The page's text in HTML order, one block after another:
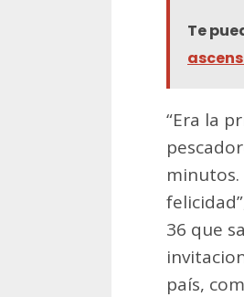
Te
“Era la
minutos.
36 que
país,